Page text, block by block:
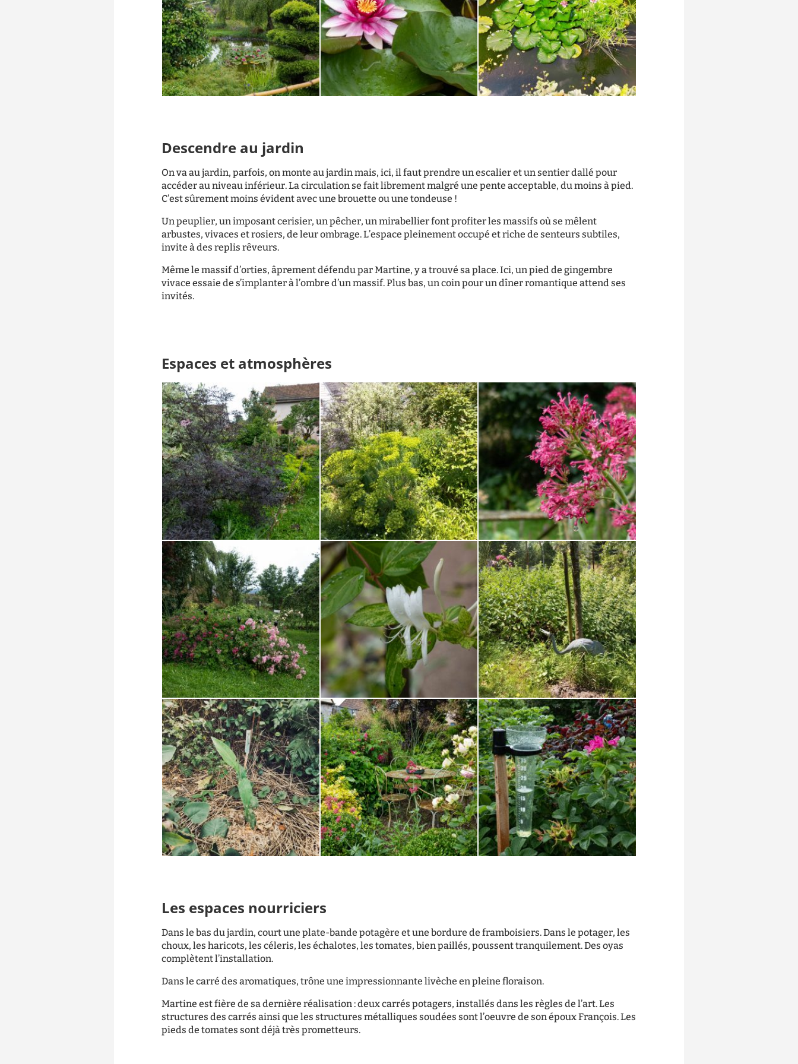
Descendre au jardin
On va au jardin, parfois, on monte au jardin mais, ici, il faut prendre un escalier et un sentier dallé pour
accéder au niveau inférieur. La circulation se fait librement malgré une pente acceptable, du moins à pied.
C’est sûrement moins évident avec une brouette ou une tondeuse !
Un peuplier, un imposant cerisier, un pêcher, un mirabellier font profiter les massifs où se mêlent
arbustes, vivaces et rosiers, de leur ombrage. L’espace pleinement occupé et riche de senteurs subtiles,
invite à des replis rêveurs.
Même le massif d’orties, âprement défendu par Martine, y a trouvé sa place. Ici, un pied de gingembre
vivace essaie de s’implanter à l’ombre d’un massif. Plus bas, un coin pour un dîner romantique attend ses
invités.
Espaces et atmosphères
Les espaces nourriciers
Dans le bas du jardin, court une plate-bande potagère et une bordure de framboisiers. Dans le potager, les
choux, les haricots, les céleris, les échalotes, les tomates, bien paillés, poussent tranquilement. Des oyas
complètent l’installation.
Dans le carré des aromatiques, trône une impressionnante livèche en pleine floraison.
Martine est fière de sa dernière réalisation : deux carrés potagers, installés dans les règles de l’art. Les
structures des carrés ainsi que les structures métalliques soudées sont l’oeuvre de son époux François. Les
pieds de tomates sont déjà très prometteurs.